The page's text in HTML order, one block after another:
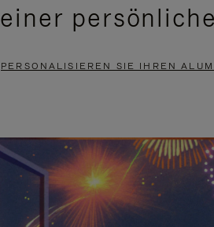
einer
PERSONALISIEREN SIE IHREN